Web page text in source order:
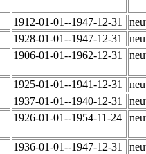
1912-01-01--1947-12-31
1928-01-01--1947-12-31
1906-01-01--1962-12-31
1925-01-01--1941-12-31
1937-01-01--1940-12-31
1926-01-01--1954-11-24
1936-01-01--1947-12-31